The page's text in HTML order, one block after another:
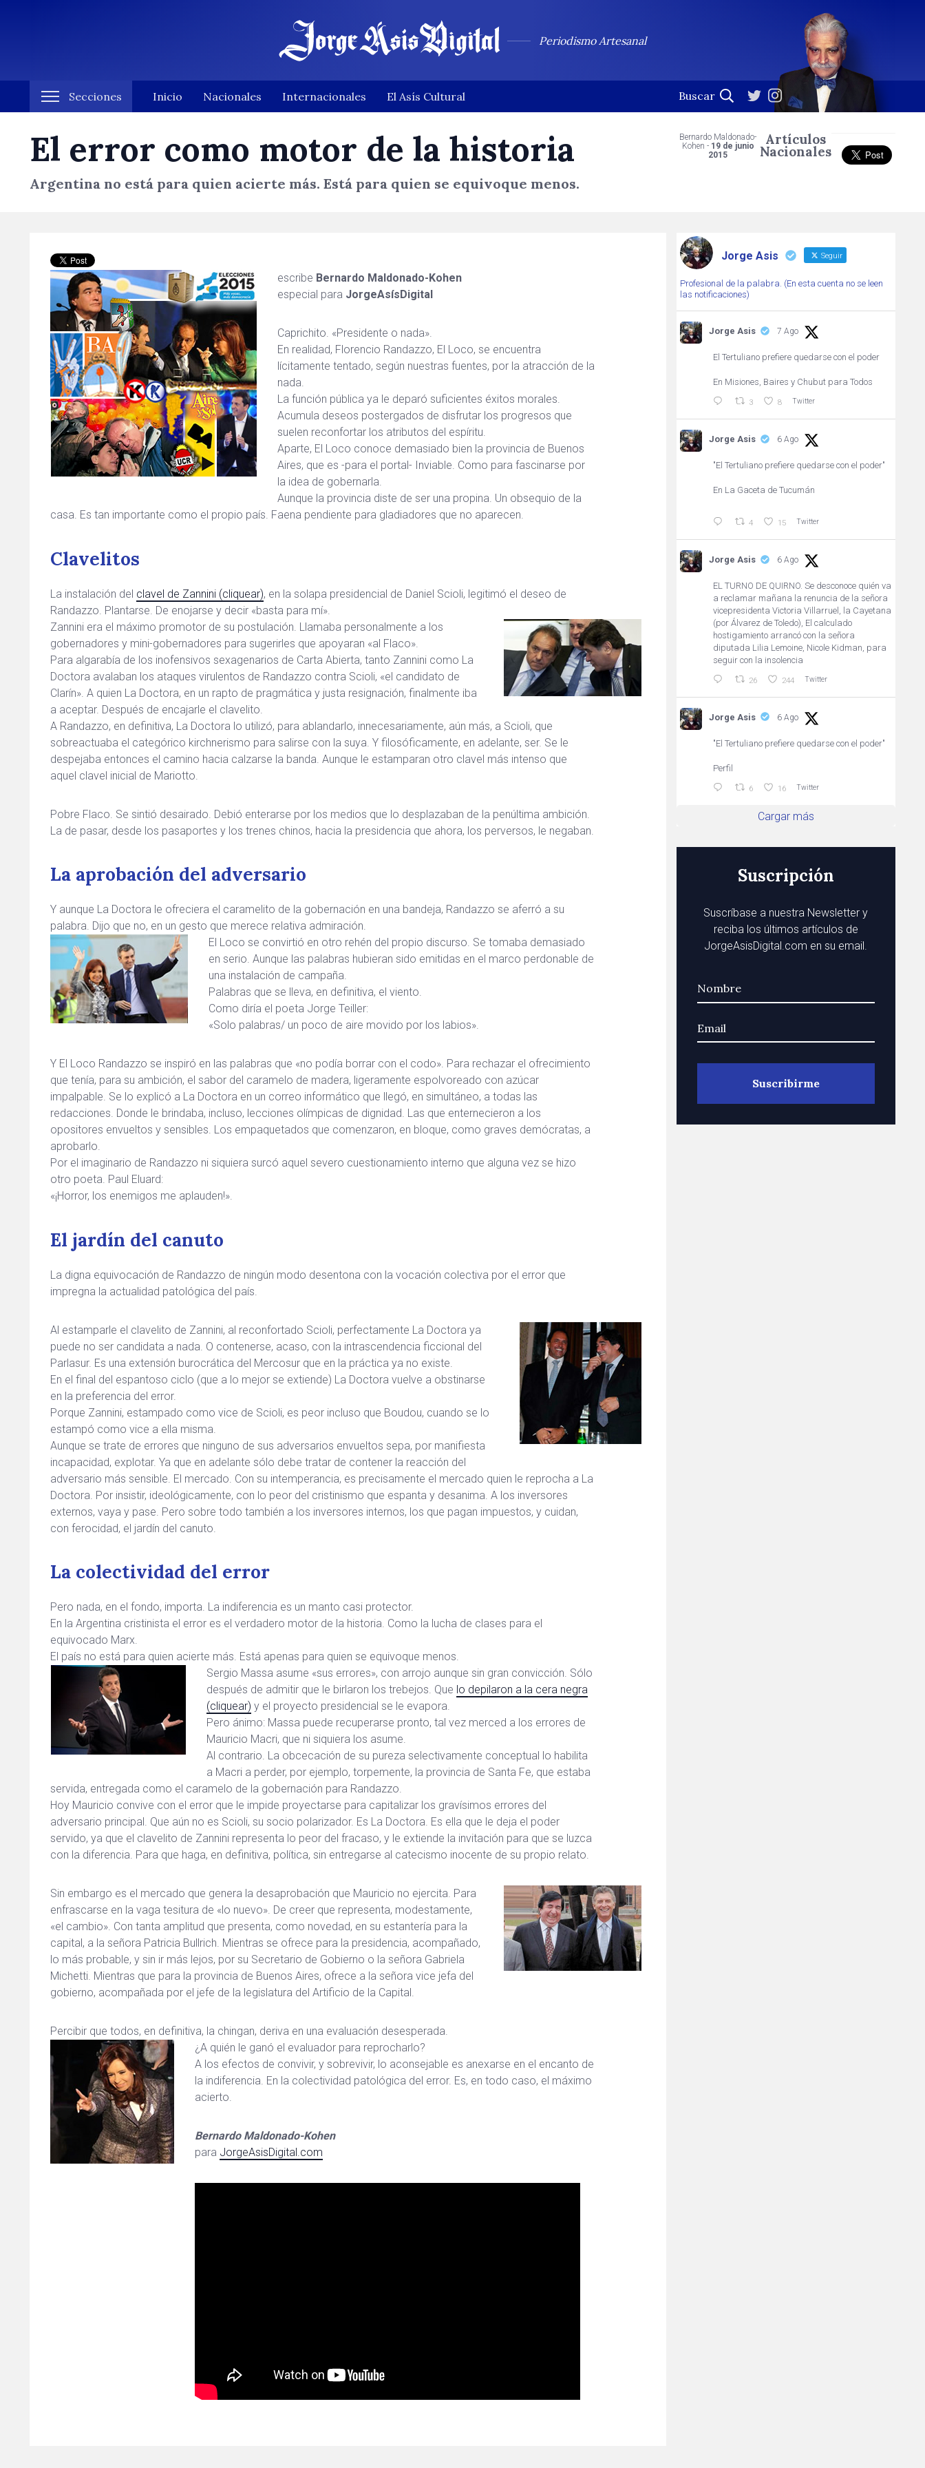
Periodismo Artesanal
Secciones Inicio Nacionales Internacionales El Asís Cultural
El error como motor de la historia
Argentina no está para quien acierte más. Está para quien se equivoque menos.
Bernardo Maldonado-
Kohen - 19 de junio
2015
Artículos
Nacionales
escribe Bernardo Maldonado-Kohen
especial para JorgeAsísDigital
Caprichito. «Presidente o nada».
En realidad, Florencio Randazzo, El Loco, se encuentra
lícitamente tentado, según nuestras fuentes, por la atracción de la
nada.
La función pública ya le deparó suficientes éxitos morales.
Acumula deseos postergados de disfrutar los progresos que
suelen reconfortar los atributos del espíritu.
Aparte, El Loco conoce demasiado bien la provincia de Buenos
Aires, que es -para el portal- Inviable. Como para fascinarse por
la idea de gobernarla.
Aunque la provincia diste de ser una propina. Un obsequio de la
casa. Es tan importante como el propio país. Faena pendiente para gladiadores que no aparecen.
Clavelitos
La instalación del clavel de Zannini (cliquear), en la solapa presidencial de Daniel Scioli, legitimó el deseo de
Randazzo. Plantarse. De enojarse y decir «basta para mí».
Zannini era el máximo promotor de su postulación. Llamaba personalmente a los
gobernadores y mini-gobernadores para sugerirles que apoyaran «al Flaco».
Para algarabía de los inofensivos sexagenarios de Carta Abierta, tanto Zannini como La
Doctora avalaban los ataques virulentos de Randazzo contra Scioli, «el candidato de
Clarín». A quien La Doctora, en un rapto de pragmática y justa resignación, finalmente iba
a aceptar. Después de encajarle el clavelito.
A Randazzo, en definitiva, La Doctora lo utilizó, para ablandarlo, innecesariamente, aún más, a Scioli, que
sobreactuaba el categórico kirchnerismo para salirse con la suya. Y filosóficamente, en adelante, ser. Se le
despejaba entonces el camino hacia calzarse la banda. Aunque le estamparan otro clavel más intenso que
aquel clavel inicial de Mariotto.
Pobre Flaco. Se sintió desairado. Debió enterarse por los medios que lo desplazaban de la penúltima ambición.
La de pasar, desde los pasaportes y los trenes chinos, hacia la presidencia que ahora, los perversos, le negaban.
La aprobación del adversario
Y aunque La Doctora le ofreciera el caramelito de la gobernación en una bandeja, Randazzo se aferró a su
palabra. Dijo que no, en un gesto que merece relativa admiración.
El Loco se convirtió en otro rehén del propio discurso. Se tomaba demasiado
en serio. Aunque las palabras hubieran sido emitidas en el marco perdonable de
una instalación de campaña.
Palabras que se lleva, en definitiva, el viento.
Como diría el poeta Jorge Teiller:
«Solo palabras/ un poco de aire movido por los labios».
Y El Loco Randazzo se inspiró en las palabras que «no podía borrar con el codo». Para rechazar el ofrecimiento
que tenía, para su ambición, el sabor del caramelo de madera, ligeramente espolvoreado con azúcar
impalpable. Se lo explicó a La Doctora en un correo informático que llegó, en simultáneo, a todas las
redacciones. Donde le brindaba, incluso, lecciones olímpicas de dignidad. Las que enternecieron a los
opositores envueltos y sensibles. Los empaquetados que comenzaron, en bloque, como graves demócratas, a
aprobarlo.
Por el imaginario de Randazzo ni siquiera surcó aquel severo cuestionamiento interno que alguna vez se hizo
otro poeta. Paul Eluard:
«¡Horror, los enemigos me aplauden!».
El jardín del canuto
La digna equivocación de Randazzo de ningún modo desentona con la vocación colectiva por el error que
impregna la actualidad patológica del país.
Al estamparle el clavelito de Zannini, al reconfortado Scioli, perfectamente La Doctora ya
puede no ser candidata a nada. O contenerse, acaso, con la intrascendencia ficcional del
Parlasur. Es una extensión burocrática del Mercosur que en la práctica ya no existe.
En el final del espantoso ciclo (que a lo mejor se extiende) La Doctora vuelve a obstinarse
en la preferencia del error.
Porque Zannini, estampado como vice de Scioli, es peor incluso que Boudou, cuando se lo
estampó como vice a ella misma.
Aunque se trate de errores que ninguno de sus adversarios envueltos sepa, por manifiesta
incapacidad, explotar. Ya que en adelante sólo debe tratar de contener la reacción del
adversario más sensible. El mercado. Con su intemperancia, es precisamente el mercado quien le reprocha a La
Doctora. Por insistir, ideológicamente, con lo peor del cristinismo que espanta y desanima. A los inversores
externos, vaya y pase. Pero sobre todo también a los inversores internos, los que pagan impuestos, y cuidan,
con ferocidad, el jardín del canuto.
La colectividad del error
Pero nada, en el fondo, importa. La indiferencia es un manto casi protector.
En la Argentina cristinista el error es el verdadero motor de la historia. Como la lucha de clases para el
equivocado Marx.
El país no está para quien acierte más. Está apenas para quien se equivoque menos.
Sergio Massa asume «sus errores», con arrojo aunque sin gran convicción. Sólo
después de admitir que le birlaron los trebejos. Que lo depilaron a la cera negra
(cliquear) y el proyecto presidencial se le evapora.
Pero ánimo: Massa puede recuperarse pronto, tal vez merced a los errores de
Mauricio Macri, que ni siquiera los asume.
Al contrario. La obcecación de su pureza selectivamente conceptual lo habilita
a Macri a perder, por ejemplo, torpemente, la provincia de Santa Fe, que estaba
servida, entregada como el caramelo de la gobernación para Randazzo.
Hoy Mauricio convive con el error que le impide proyectarse para capitalizar los gravísimos errores del
adversario principal. Que aún no es Scioli, su socio polarizador. Es La Doctora. Es ella que le deja el poder
servido, ya que el clavelito de Zannini representa lo peor del fracaso, y le extiende la invitación para que se luzca
con la diferencia. Para que haga, en definitiva, política, sin entregarse al catecismo inocente de su propio relato.
Sin embargo es el mercado que genera la desaprobación que Mauricio no ejercita. Para
enfrascarse en la vaga tesitura de «lo nuevo». De creer que representa, modestamente,
«el cambio». Con tanta amplitud que presenta, como novedad, en su estantería para la
capital, a la señora Patricia Bullrich. Mientras se ofrece para la presidencia, acompañado,
lo más probable, y sin ir más lejos, por su Secretario de Gobierno o la señora Gabriela
Michetti. Mientras que para la provincia de Buenos Aires, ofrece a la señora vice jefa del
gobierno, acompañada por el jefe de la legislatura del Artificio de la Capital.
Percibir que todos, en definitiva, la chingan, deriva en una evaluación desesperada.
¿A quién le ganó el evaluador para reprocharlo?
A los efectos de convivir, y sobrevivir, lo aconsejable es anexarse en el encanto de
la indiferencia. En la colectividad patológica del error. Es, en todo caso, el máximo
acierto.
Bernardo Maldonado-Kohen
para JorgeAsisDigital.com
Jorge Asis Seguir
Profesional de la palabra. (En esta cuenta no se leen
las notificaciones)
Jorge Asis 7 Ago
El Tertuliano prefiere quedarse con el poder
En Misiones, Baires y Chubut para Todos
3 8 Twitter
Jorge Asis 6 Ago
"El Tertuliano prefiere quedarse con el poder"
En La Gaceta de Tucumán
4 15 Twitter
Jorge Asis 6 Ago
EL TURNO DE QUIRNO. Se desconoce quién va
a reclamar mañana la renuncia de la señora
vicepresidenta Victoria Villarruel, la Cayetana
(por Álvarez de Toledo), El calculado
hostigamiento arrancó con la señora
diputada Lilia Lemoine, Nicole Kidman, para
seguir con la insolencia
26 244 Twitter
Jorge Asis 6 Ago
"El Tertuliano prefiere quedarse con el poder"
Perfil
6 16 Twitter
Cargar más
Suscripción
Suscríbase a nuestra Newsletter y
reciba los últimos artículos de
JorgeAsisDigital.com en su email.